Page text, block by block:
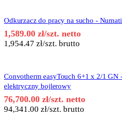
Odkurzacz do pracy na sucho -
1,589.00 zł/szt. netto
1,954.47 zł/szt. brutto
Convotherm easyTouch 6+1 x 2/1
elektryczny bojlerowy
76,700.00 zł/szt. netto
94,341.00 zł/szt. brutto